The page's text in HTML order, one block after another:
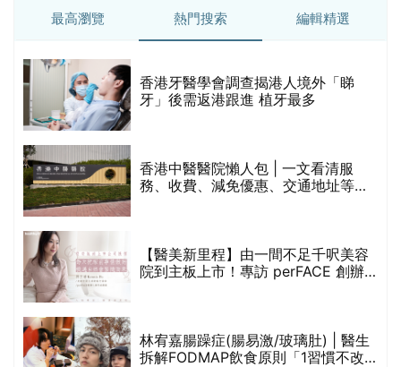
最高瀏覽 熱門搜索 編輯精選
香港牙醫學會調查揭港人境外「睇
牙」後需返港跟進 植牙最多
香港中醫醫院懶人包 | 一文看清服
務、收費、減免優惠、交通地址等
【醫美新里程】由一間不足千呎美容
院到主板上市！專訪 perFACE 創辦
林宥嘉腸躁症(腸易激/玻璃肚) | 醫生
拆解FODMAP飲食原則「1習慣不改